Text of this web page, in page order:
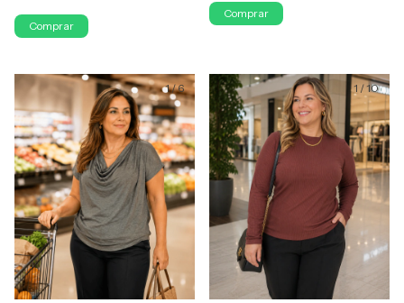
Comprar
Comprar
1/6 1 /10